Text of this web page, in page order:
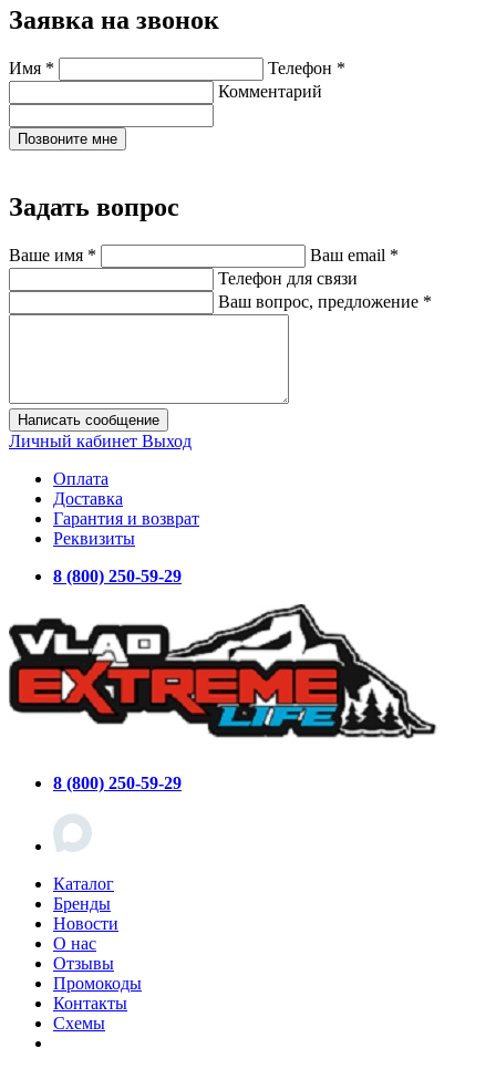
Заявка на звонок
Имя * Телефон *
Комментарий
Позвоните мне
Задать вопрос
Ваше имя * Ваш email *
Телефон для связи
Ваш вопрос, предложение *
Написать сообщение
Личный кабинет Выход
Оплата
Доставка
Гарантия и возврат
Реквизиты
8 (800) 250-59-29
8 (800) 250-59-29
Каталог
Бренды
Новости
О нас
Отзывы
Промокоды
Контакты
Схемы